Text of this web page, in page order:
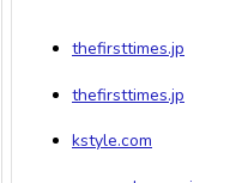
thefirsttimes.jp
thefirsttimes.jp
kstyle.com